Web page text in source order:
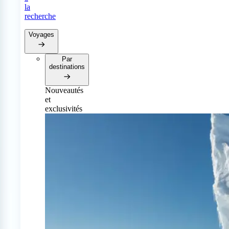
la
recherche
Voyages
Par
destinations
Nouveautés
et
exclusivités